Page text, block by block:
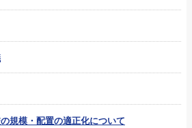
規模・配置の適正化について